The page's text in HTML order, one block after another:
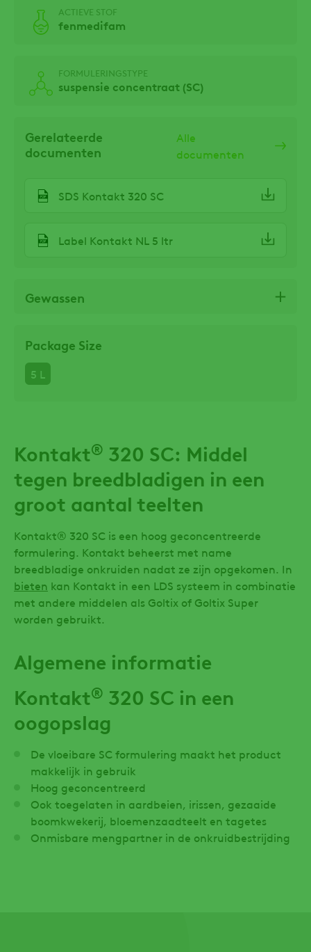
Kontakt® 320 SC: Middel
tegen breedbladigen in een
groot aantal teelten
Kontakt® 320 SC is een hoog geconcentreerde
formulering. Kontakt beheerst met name
breedbladige onkruiden nadat ze zijn opgekomen. In
bieten kan Kontakt in een LDS systeem in combinatie
met andere middelen als Goltix of Goltix Super
worden gebruikt.
Algemene informatie
Kontakt® 320 SC in een
oogopslag
De vloeibare SC formulering maakt het product
makkelijk in gebruik
Hoog geconcentreerd
Ook toegelaten in aardbeien, irissen, gezaaide
boomkwekerij, bloemenzaadteelt en tagetes
Onmisbare mengpartner in de onkruidbestrijding
ACTIEVE STOF
fenmedifam
FORMULERINGSTYPE
suspensie concentraat (SC)
Gerelateerde
documenten
Alle
documenten
SDS Kontakt 320 SC
Label Kontakt NL 5 ltr
Gewassen
Package Size
5 L